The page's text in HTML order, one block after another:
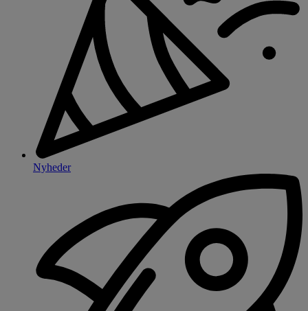
Nyheder